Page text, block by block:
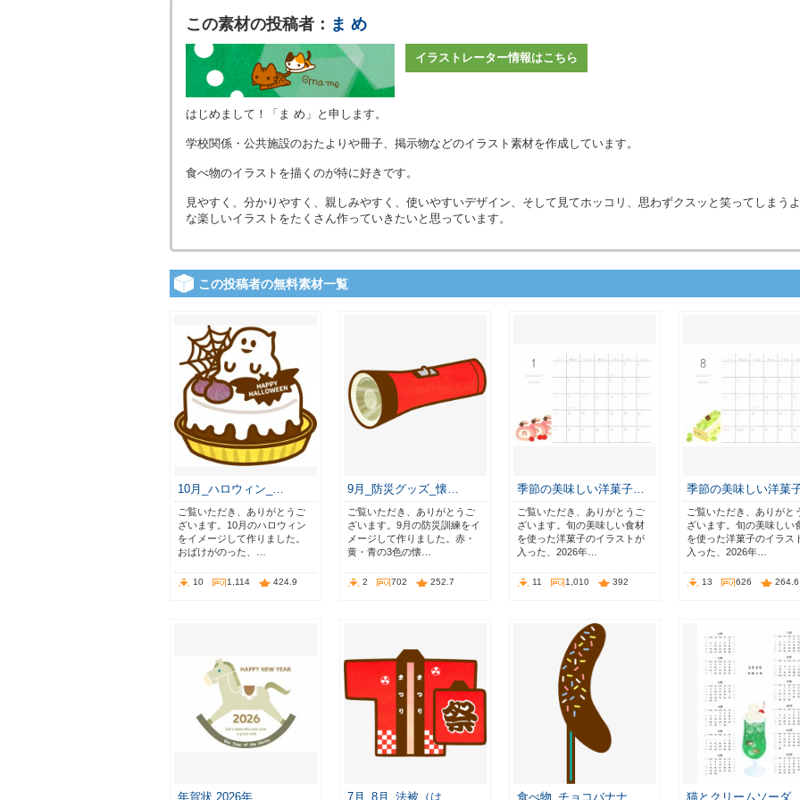
この素材の投稿者： ま め
イラストレーター情報はこちら
はじめまして！「ま め」と申します。
学校関係・公共施設のおたよりや冊子、掲示物などのイラスト素材を作成しています。
食べ物のイラストを描くのが特に好きです。
見やすく、分かりやすく、親しみやすく、使いやすいデザイン、そして見てホッコリ、思わずクスッと笑ってしまう
な楽しいイラストをたくさん作っていきたいと思っています。
この投稿者の無料素材一覧
10月_ハロウィン_…
ご覧いただき、ありがとうご
ざいます。10月のハロウィン
をイメージして作りました。
おばけがのった、…
10 1,114 424.9
9月_防災グッズ_懐…
ご覧いただき、ありがとうご
ざいます。9月の防災訓練をイ
メージして作りました。赤・
黄・青の3色の懐…
2 702 252.7
季節の美味しい洋菓子…
ご覧いただき、ありがとうご
ざいます。旬の美味しい食材
を使った洋菓子のイラストが
入った、2026年…
11 1,010 392
季節の美味しい洋菓
ご覧いただき、ありがと
ざいます。旬の美味しい
を使った洋菓子のイラス
入った、2026年…
13 626 264.6
年賀状 2026年 … 7月_8月_法被（は… 食べ物_チョコバナナ 猫とクリームソーダ